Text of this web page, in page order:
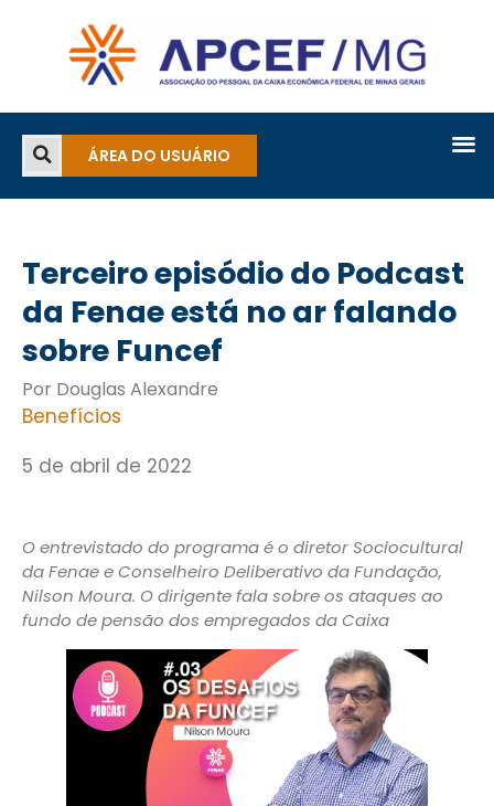
ÁREA DO USUÁRIO
Terceiro episódio do Podcast
da Fenae está no ar falando
sobre Funcef
Por Douglas Alexandre
Benefícios
5 de abril de 2022
O entrevistado do programa é o diretor Sociocultural
da Fenae e Conselheiro Deliberativo da Fundação,
Nilson Moura. O dirigente fala sobre os ataques ao
fundo de pensão dos empregados da Caixa